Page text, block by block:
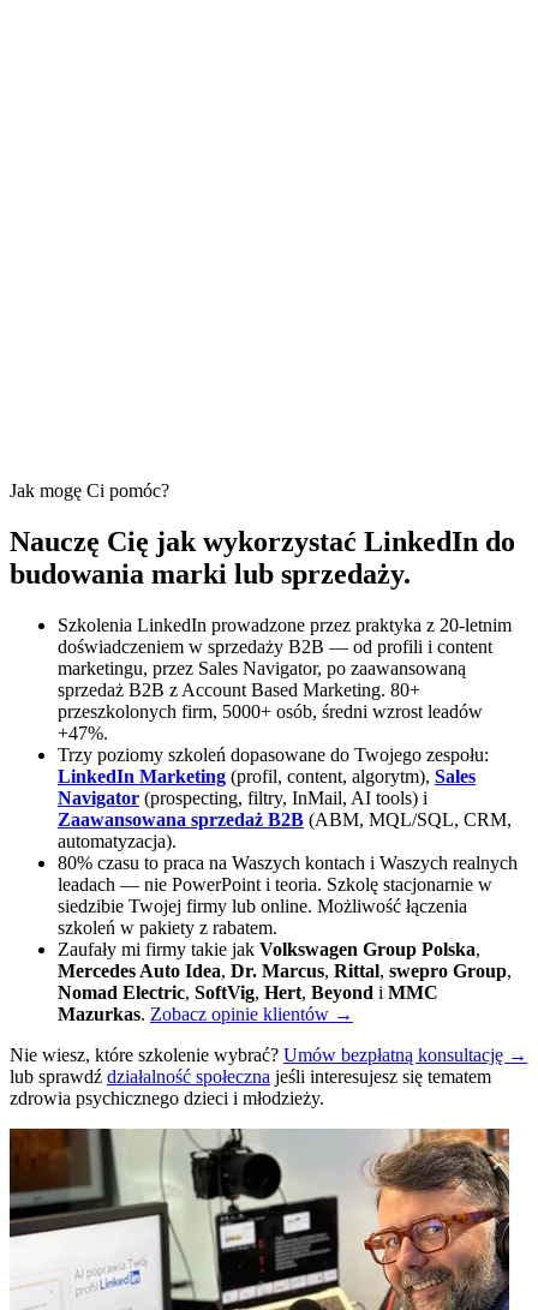
Jak mogę Ci pomóc?
Nauczę Cię jak wykorzystać LinkedIn do
budowania marki lub sprzedaży.
Szkolenia LinkedIn prowadzone przez praktyka z 20-letnim
doświadczeniem w sprzedaży B2B — od profili i content
marketingu, przez Sales Navigator, po zaawansowaną
sprzedaż B2B z Account Based Marketing. 80+
przeszkolonych firm, 5000+ osób, średni wzrost leadów
+47%.
Trzy poziomy szkoleń dopasowane do Twojego zespołu:
LinkedIn Marketing (profil, content, algorytm), Sales
Navigator (prospecting, filtry, InMail, AI tools) i
Zaawansowana sprzedaż B2B (ABM, MQL/SQL, CRM,
automatyzacja).
80% czasu to praca na Waszych kontach i Waszych realnych
leadach — nie PowerPoint i teoria. Szkolę stacjonarnie w
siedzibie Twojej firmy lub online. Możliwość łączenia
szkoleń w pakiety z rabatem.
Zaufały mi firmy takie jak Volkswagen Group Polska,
Mercedes Auto Idea, Dr. Marcus, Rittal, swepro Group,
Nomad Electric, SoftVig, Hert, Beyond i MMC
Mazurkas. Zobacz opinie klientów →
Nie wiesz, które szkolenie wybrać? Umów bezpłatną konsultację →
lub sprawdź działalność społeczna jeśli interesujesz się tematem
zdrowia psychicznego dzieci i młodzieży.